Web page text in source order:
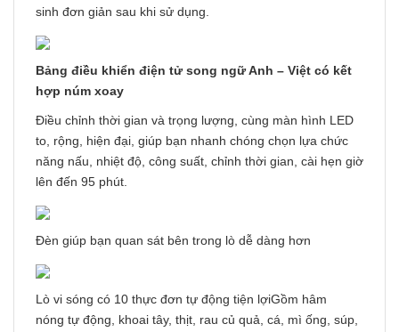
sinh đơn giản sau khi sử dụng.
Bảng điều khiển điện tử song ngữ Anh – Việt có kết
hợp núm xoay
Điều chỉnh thời gian và trọng lượng, cùng màn hình LED
to, rộng, hiện đại, giúp bạn nhanh chóng chọn lựa chức
năng nấu, nhiệt độ, công suất, chỉnh thời gian, cài hẹn giờ
lên đến 95 phút.
Đèn giúp bạn quan sát bên trong lò dễ dàng hơn
Lò vi sóng có 10 thực đơn tự động tiện lợiGồm hâm
nóng tự động, khoai tây, thịt, rau củ quả, cá, mì ống, súp,